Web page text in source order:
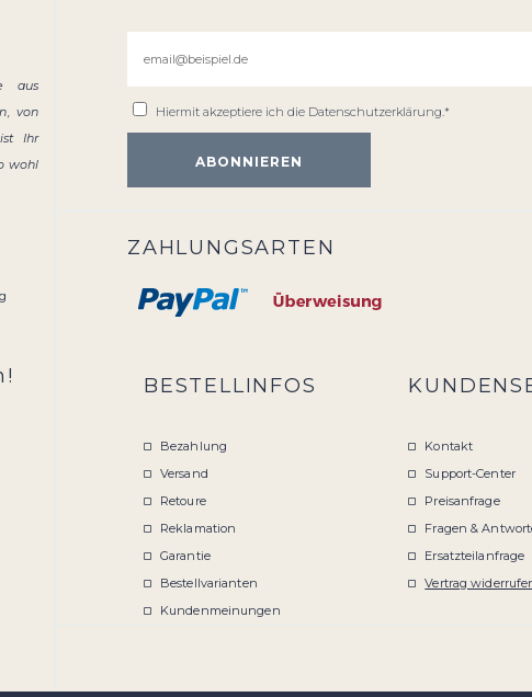
aus
von
Ihr
wohl
Hiermit akzeptiere ich die Datenschutzerklärung.*
ZAHLUNGSARTEN
BESTELLINFOS
Bezahlung
Versand
Retoure
Reklamation
Garantie
Bestellvarianten
Kundenmeinungen
Kontakt
Support-Center
Preisanfrage
Fragen &
Ersatzteilanfrage
Vertrag